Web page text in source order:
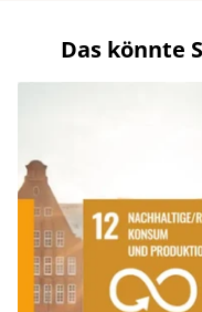
Das könnte